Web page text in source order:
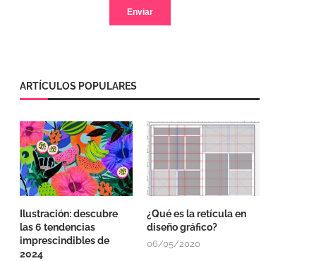
ARTÍCULOS POPULARES
Ilustración: descubre
las 6 tendencias
imprescindibles de
2024
¿Qué es la retícula en
diseño gráfico?
06/05/2020